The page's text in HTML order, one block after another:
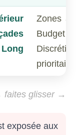
Zones
Budget
Discrétion
prioritaire
faites glisser →
exposée aux